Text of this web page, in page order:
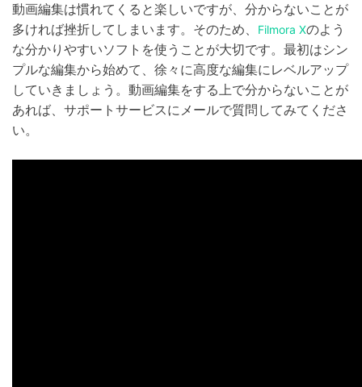
動画編集は慣れてくると楽しいですが、分からないことが
多ければ挫折してしまいます。そのため、
Filmora Xのよう
な分かりやすいソフトを使うことが大切です。最初はシン
プルな編集から始めて、徐々に高度な編集にレベルアップ
していきましょう。動画編集をする上で分からないことが
あれば、サポートサービスにメールで質問してみてくださ
い。